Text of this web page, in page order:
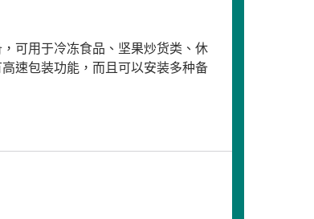
可用于冷冻食品、坚果炒货类、休
速包装功能，而且可以安装多种备